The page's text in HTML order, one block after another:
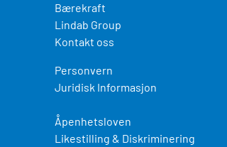
Bærekraft
Lindab Group
Kontakt oss
Personvern
Juridisk Informasjon
Åpenhetsloven
Likestilling & Diskriminering